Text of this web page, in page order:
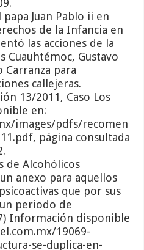
Juan Pablo ii en
de la Infancia en
las acciones de la
Cuauhtémoc, Gustavo
Carranza para
callejeras.
13/2011, Caso Los
en:
images/pdfs/recomen
página consultada
de Alcohólicos
anexo para aquellos
que por sus
periodo de
Información disponible
19069-
se-duplica-en-